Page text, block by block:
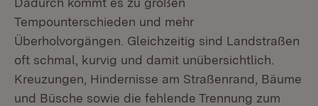
Tempounterschieden und mehr
Überholvorgängen. Gleichzeitig sind Landstraßen
oft schmal, kurvig und damit unübersichtlich.
Kreuzungen, Hindernisse am Straßenrand, Bäume
und Büsche sowie die fehlende Trennung zum